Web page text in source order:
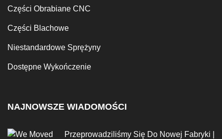
Części Obrabiane CNC
Części Blachowe
Niestandardowe Sprężyny
Dostępne Wykończenie
NAJNOWSZE WIADOMOŚCI
Przeprowadziliśmy Się Do Nowej Fabryki |